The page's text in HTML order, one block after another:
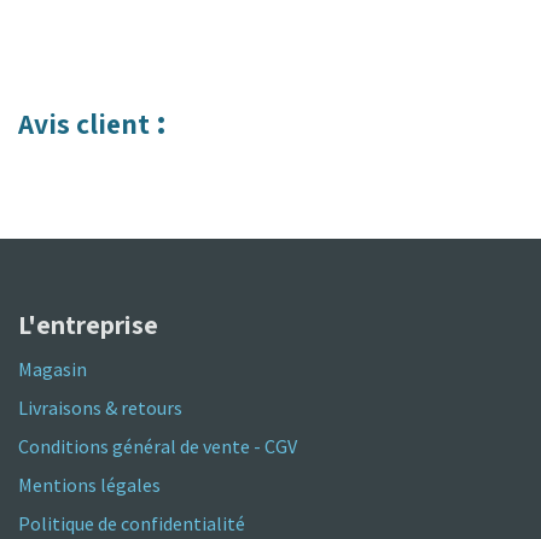
Avis client :
L'entreprise
Magasin
Livraisons & retours
Conditions général de vente - CGV
Mentions légales
Politique de confidentialité